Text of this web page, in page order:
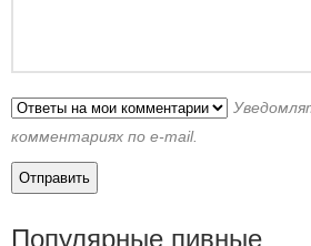
комментариях по e-mail.
Популярные пивные